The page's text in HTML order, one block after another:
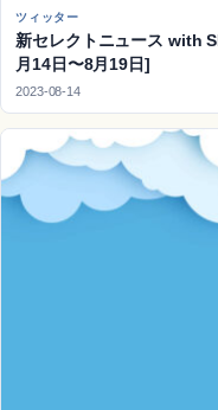
ツィッター
新セレクトニュース with
月14日〜8月19日]
2023-08-14